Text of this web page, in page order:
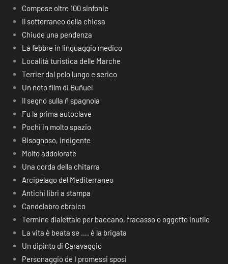
Compose oltre 100 sinfonie
Il sotterraneo della chiesa
Chiude una pendenza
La febbre in linguaggio medico
Località turistica delle Marche
Terrier dal pelo lungo e serico
Un noto film di Buñuel
Il segno sulla ñ spagnola
Fu la prima autoclave
Pochi in molto spazio
Bisognoso, indigente
Molto addolorate
Una corda della chitarra
Arcipelago del Mediterraneo
Antichi libri a stampa
Candelabro ebraico
Termine dialettale per baccano, fracasso o oggetto inutile
La vita è beata se …. è la brigata
Un dipinto di Caravaggio
Personaggio de I promessi sposi